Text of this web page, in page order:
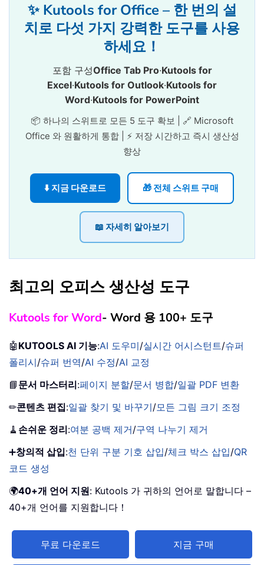
✨ Kutools for Office – 한 번의 설
치로 다섯 가지 강력한 도구를 사용
하세요！
포함 구성Office Tab Pro·Kutools for
Excel·Kutools for Outlook·Kutools for
Word·Kutools for PowerPoint
📦 하나의 스위트로 모든 5 도구 확보 | 🔗 Microsoft
Office 와 원활하게 통합 | ⚡ 저장 시간하고 즉시 생산성
향상
⬇️ 지금 다운로드 🎁 전체 스위트 구매
📖 자세히 알아보기
최고의 오피스 생산성 도구
Kutools for Word- Word 용 100+ 도구
🤖 KUTOOLS AI 기능:AI 도우미/실시간 어시스턴트/슈퍼
폴리시/슈퍼 번역/AI 수정/AI 교정
📘 문서 마스터리:페이지 분할/문서 병합/일괄 PDF 변환
✏콘텐츠 편집:일괄 찾기 및 바꾸기/모든 그림 크기 조정
🧹 손쉬운 정리:여분 공백 제거/구역 나누기 제거
➕창의적 삽입:천 단위 구분 기호 삽입/체크 박스 삽입/QR
코드 생성
🌍40+개 언어 지원: Kutools 가 귀하의 언어로 말합니다 –
40+개 언어를 지원합니다！
무료 다운로드 지금 구매